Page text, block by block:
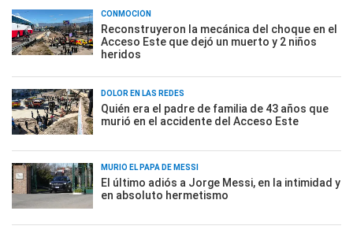
CONMOCIÓN
Reconstruyeron la mecánica del choque en el
Acceso Este que dejó un muerto y 2 niños
heridos
DOLOR EN LAS REDES
Quién era el padre de familia de 43 años que
murió en el accidente del Acceso Este
MURIÓ EL PAPÁ DE MESSI
El último adiós a Jorge Messi, en la intimidad y
en absoluto hermetismo